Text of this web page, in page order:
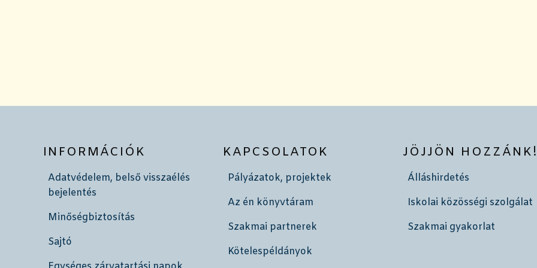
INFORMÁCIÓK
Adatvédelem, belső visszaélés
bejelentés
Minőségbiztosítás
Sajtó
KAPCSOLATOK
Pályázatok, projektek
Az én könyvtáram
Szakmai partnerek
Kötelespéldányok
JÖJJÖN
Álláshirdetés
Iskolai közösségi szolgálat
Szakmai gyakorlat